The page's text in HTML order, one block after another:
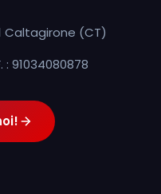
Caltagirone (CT)
: 91034080878